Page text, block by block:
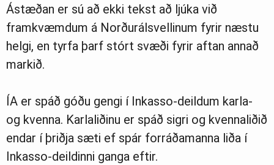
Ástæðan er sú að ekki tekst að ljúka við
framkvæmdum á Norðurálsvellinum fyrir næstu
helgi, en tyrfa þarf stórt svæði fyrir aftan annað
markið.
ÍA er spáð góðu gengi í Inkasso-deildum karla-
og kvenna. Karlaliðinu er spáð sigri og kvennaliðið
endar í þriðja sæti ef spár forráðamanna liða í
Inkasso-deildinni ganga eftir.